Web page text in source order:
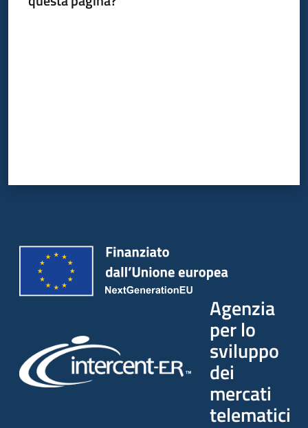
Agenzia
per lo
sviluppo
dei
mercati
telematici